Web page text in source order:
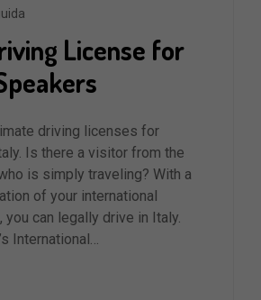
License for
driving licenses for
Is there a visitor from the
is simply traveling? With a
of your international
you can legally drive in Italy.
International…